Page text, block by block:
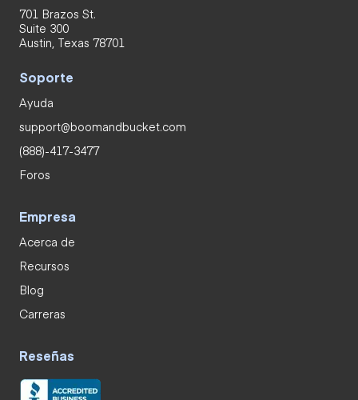
701 Brazos St.
Suite 300
Austin, Texas 78701
Soporte
Ayuda
support@boomandbucket.com
(888)-417-3477
Foros
Empresa
Acerca de
Recursos
Blog
Carreras
Reseñas